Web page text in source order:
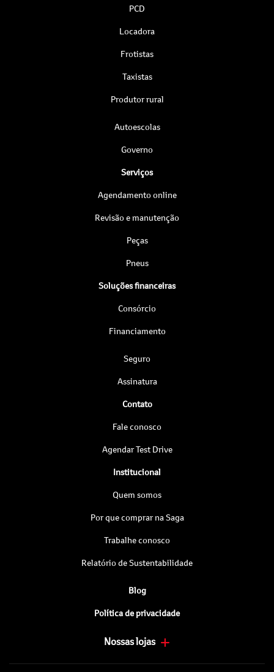
PCD
Locadora
Frotistas
Taxistas
Produtor rural
Autoescolas
Governo
Serviços
Agendamento online
Revisão e manutenção
Peças
Pneus
Soluções financeiras
Consórcio
Financiamento
Seguro
Assinatura
Contato
Fale conosco
Agendar Test Drive
Institucional
Quem somos
Por que comprar na Saga
Trabalhe conosco
Relatório de Sustentabilidade
Blog
Política de privacidade
Nossas lojas